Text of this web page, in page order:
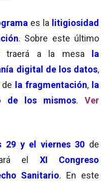
es la litigiosidad
. Sobre este último
traerá a la mesa
la
digital de los datos,
de la fragmentación, la
de los mismos. Ver
29 y el viernes 30 de
el
XI Congreso
Sanitario. En este